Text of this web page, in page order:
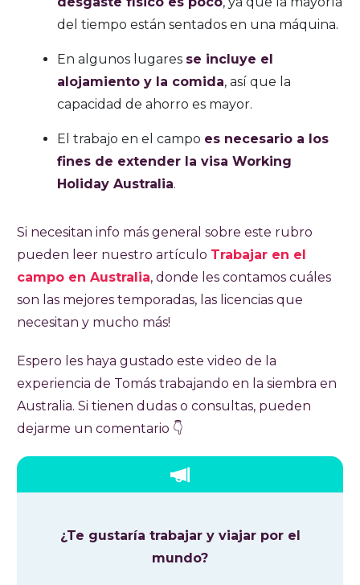
del tiempo están sentados en una máquina.
En algunos lugares se incluye el
alojamiento y la comida, así que la
capacidad de ahorro es mayor.
El trabajo en el campo es necesario a los
fines de extender la visa Working
Holiday Australia.
Si necesitan info más general sobre este rubro
pueden leer nuestro artículo Trabajar en el
campo en Australia, donde les contamos cuáles
son las mejores temporadas, las licencias que
necesitan y mucho más!
Espero les haya gustado este video de la
experiencia de Tomás trabajando en la siembra en
Australia. Si tienen dudas o consultas, pueden
dejarme un comentario 👇
¿Te gustaría trabajar y viajar por el
mundo?